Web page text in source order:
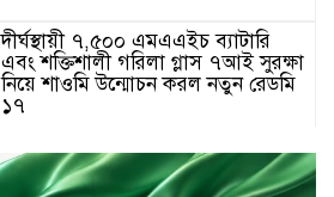
দীর্ঘস্থায়ী ৭,৫০০ এমএএইচ ব্যাটারি
এবং শক্তিশালী গরিলা গ্লাস ৭আই সুরক্ষা
নিয়ে শাওমি উন্মোচন করল নতুন রেডমি
১৭
২০২৫-২৬ অর্থবছরে এনবিআরের রাজস্ব
আদায় ৪.১৫ লাখ কোটি টাকা